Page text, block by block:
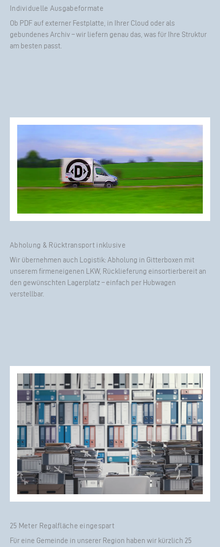
Individuelle Ausgabeformate
Ob PDF auf externer Festplatte, in Ihrer Cloud oder als
gebundenes Archiv – wir liefern genau das, was für Ihre Struktur
am besten passt.
Abholung & Rücktransport inklusive
Wir übernehmen auch Logistik: Abholung in Gitterboxen mit
unserem firmeneigenen LKW, Rücklieferung einsortierbereit an
den gewünschten Lagerplatz – einfach per Hubwagen
verstellbar.
25 Meter Regalfläche eingespart
Für eine Gemeinde in unserer Region haben wir kürzlich 25